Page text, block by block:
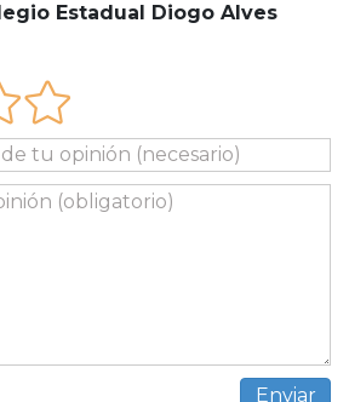
Estadual Diogo Alves